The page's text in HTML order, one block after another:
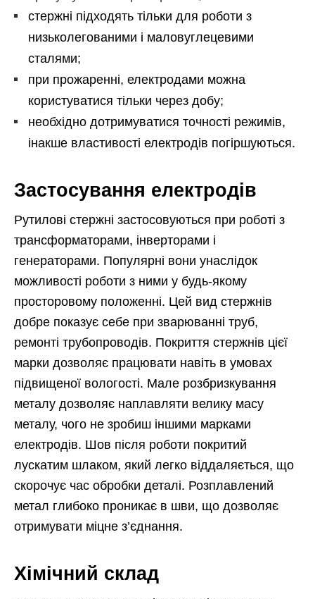
стержні підходять тільки для роботи з
низьколегованими і маловуглецевими
сталями;
при прожаренні, електродами можна
користуватися тільки через добу;
необхідно дотримуватися точності режимів,
інакше властивості електродів погіршуються.
Застосування електродів
Рутилові стержні застосовуються при роботі з
трансформаторами, інверторами і
генераторами. Популярні вони унаслідок
можливості роботи з ними у будь-якому
просторовому положенні. Цей вид стержнів
добре показує себе при зварюванні труб,
ремонті трубопроводів. Покриття стержнів цієї
марки дозволяє працювати навіть в умовах
підвищеної вологості. Мале розбризкування
металу дозволяє наплавляти велику масу
металу, чого не зробиш іншими марками
електродів. Шов після роботи покритий
лускатим шлаком, який легко віддаляється, що
скорочує час обробки деталі. Розплавлений
метал глибоко проникає в шви, що дозволяє
отримувати міцне з’єднання.
Хімічний склад